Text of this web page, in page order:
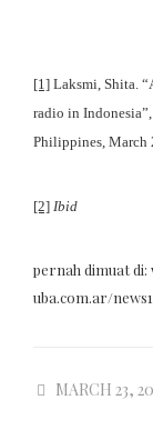
[1] Laksmi, Shita.
radio in
Philippines, March
[2] Ibid
pernah dimuat di:
uba.com.ar/
MARCH 23,